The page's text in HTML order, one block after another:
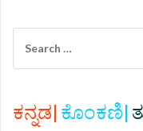
a
c
h
ಕನ್ನಡ| ಕೊಂಕಣಿ|